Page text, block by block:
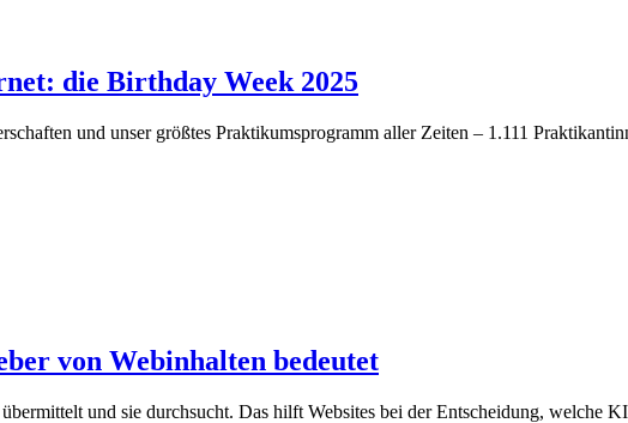
die Birthday Week 2025
und unser größtes Praktikumsprogramm aller Zeiten – 1.111
von Webinhalten bedeutet
und sie durchsucht. Das hilft Websites bei der Entscheidung, welche